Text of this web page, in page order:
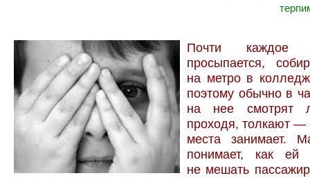
Почти
просыпается,
на метро в
поэтому обычно в
на нее смотрят
проходя, толкают —
места занимает.
понимает, как ей
не мешать